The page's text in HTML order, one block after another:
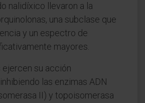
nalidíxico llevaron a la
una subclase que
y un espectro de
mayores.
ejercen su acción
las enzimas ADN
II) y topoisomerasa